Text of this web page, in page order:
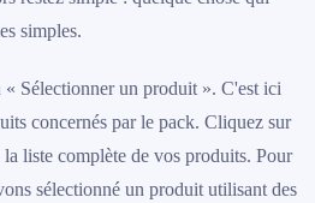
simples.
« Sélectionner un produit ». C'est ici
concernés par le pack. Cliquez sur
liste complète de vos produits. Pour
sélectionné un produit utilisant des